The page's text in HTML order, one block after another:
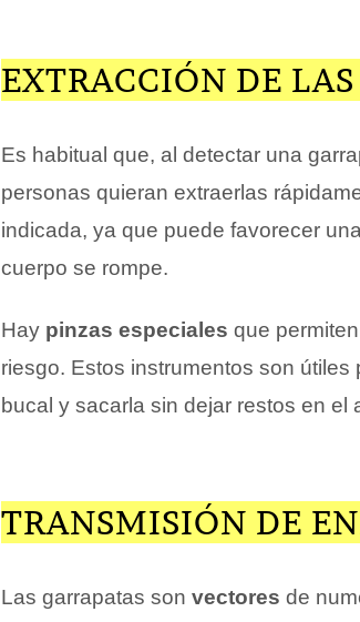
EXTRACCIÓN DE
Es habitual que, al detectar una
personas quieran extraerlas
indicada, ya que puede favorecer una
cuerpo se rompe.
Hay pinzas especiales que
riesgo. Estos instrumentos son
bucal y sacarla sin dejar restos en el
TRANSMISIÓN DE
Las garrapatas son vectores de